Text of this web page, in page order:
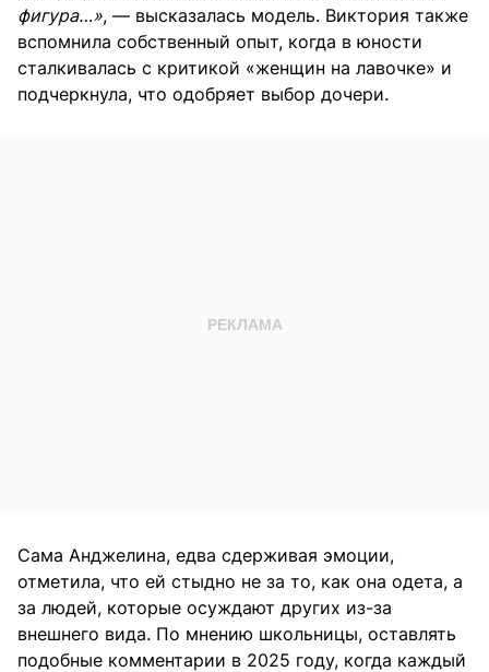
фигура…», — высказалась модель. Виктория также
вспомнила собственный опыт, когда в юности
сталкивалась с критикой «женщин на лавочке» и
подчеркнула, что одобряет выбор дочери.
Сама Анджелина, едва сдерживая эмоции,
отметила, что ей стыдно не за то, как она одета, а
за людей, которые осуждают других из-за
внешнего вида. По мнению школьницы, оставлять
подобные комментарии в 2025 году, когда каждый